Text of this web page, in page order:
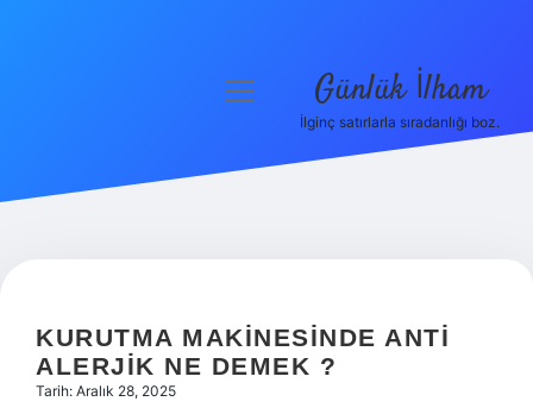
Hakkımızda
menüyü
Günlük İlham
İlginç satırlarla sıradanlığı boz.
KURUTMA MAKINESINDE ANTI
ALERJIK NE DEMEK ?
Tarih: Aralık 28, 2025